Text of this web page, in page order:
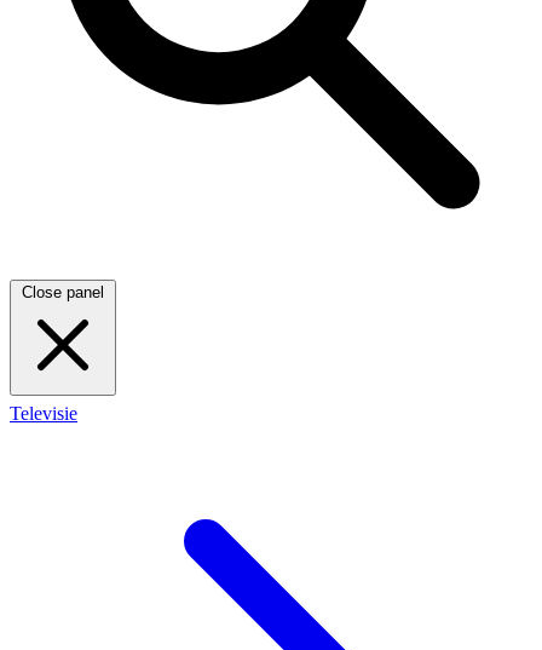
Close panel
Televisie